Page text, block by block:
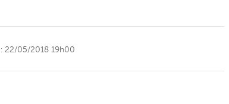
22/05/2018 19h00